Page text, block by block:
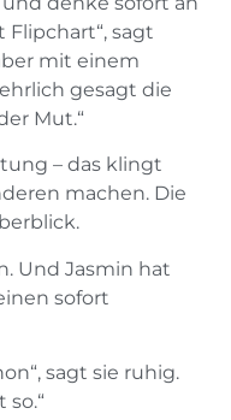
sagt
mit einem
gesagt die
Mut.“
– das klingt
machen. Die
Und Jasmin hat
sofort
sagt sie ruhig.